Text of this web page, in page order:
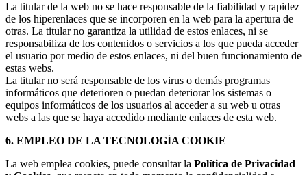
La titular de la web no se hace responsable de la fiabilidad y rapidez
de los hiperenlaces que se incorporen en la web para la apertura de
otras. La titular no garantiza la utilidad de estos enlaces, ni se
responsabiliza de los contenidos o servicios a los que pueda acceder
el usuario por medio de estos enlaces, ni del buen funcionamiento de
estas webs.
La titular no será responsable de los virus o demás programas
informáticos que deterioren o puedan deteriorar los sistemas o
equipos informáticos de los usuarios al acceder a su web u otras
webs a las que se haya accedido mediante enlaces de esta web.
6. EMPLEO DE LA TECNOLOGÍA COOKIE
La web emplea cookies, puede consultar la Política de Privacidad